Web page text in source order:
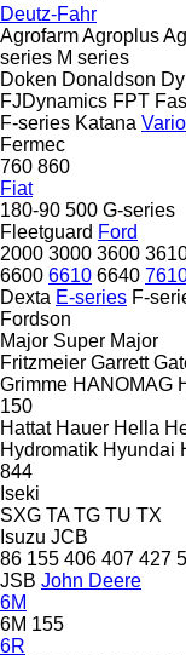
Deutz-Fahr
AgrofarmAgroplus
series M series
Doken Donaldson
FJDynamics FPT
F-series Katana Vario
Fermec
760 860
Fiat
180-90 500 G-series
Fleetguard Ford
2000 3000 3600
6600 6610 6640
Dexta E-series F-
Fordson
Major Super Major
Fritzmeier Garrett
Grimme HANOMAG
150
Hattat Hauer Hella
Hydromatik Hyundai
844
Iseki
SXG TA TG TU TX
Isuzu JCB
86 155 406 407 427
JSB John Deere
6M
6M 155
6R